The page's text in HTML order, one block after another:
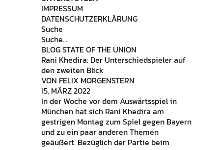
IMPRESSUM
DATENSCHUTZERKLÄRUNG
Suche
Suche…
BLOG STATE OF THE UNION
Rani Khedira: Der Unterschiedspieler auf
den zweiten Blick
VON FELIX MORGENSTERN
15. MÄRZ 2022
In der Woche vor dem Auswärtsspiel in
München hat sich Rani Khedira am
gestrigen Montag zum Spiel gegen Bayern
und zu ein paar anderen Themen
geäußert. Bezüglich der Partie beim